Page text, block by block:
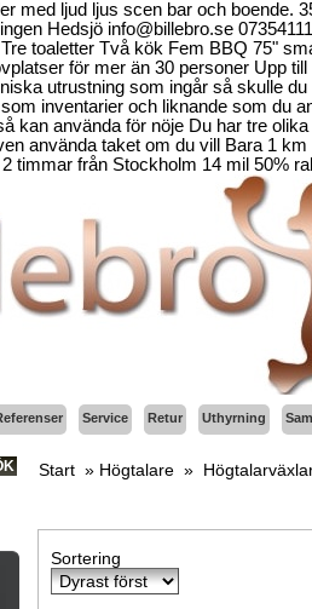
med ljud ljus scen bar och
Hedsjö info@billebro.se
toaletter Två kök Fem BBQ 75"
för mer än 30 personer Upp
utrustning som ingår så skulle
inventarier och liknande som du
kan använda för nöje Du har tre
använda taket om du vill Bara 1
timmar från Stockholm 14 mil 50%
Service Retur Uthyrning
Start » Högtalare »
Sortering